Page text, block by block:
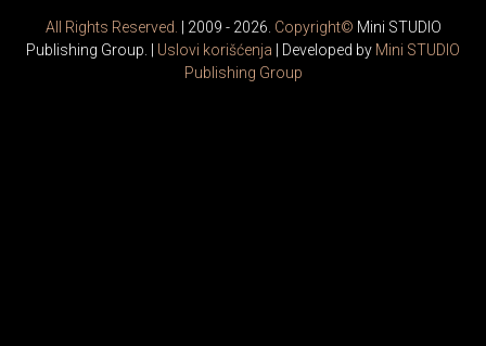
All Rights Reserved. | 2009 - 2026. Copyright© Mini STUDIO
Publishing Group. | Uslovi korišćenja | Developed by Mini STUDIO
Publishing Group